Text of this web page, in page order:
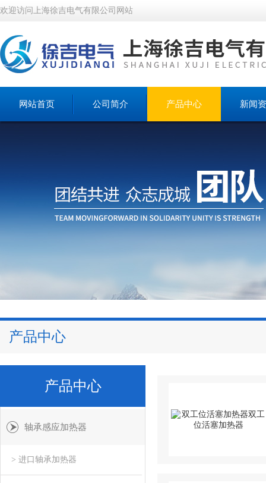
欢迎访问上海徐吉电气有限公司网站
网站首页 公司简介 产品中心 新闻
产品中心
产品中心
轴承感应加热器
> 进口轴承加热器